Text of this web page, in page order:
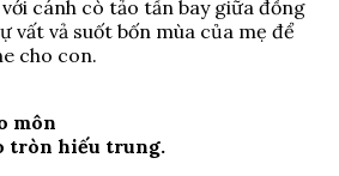
cánh cò tảo tần bay giữa đồng
vất vả suốt bốn mùa của mẹ để
cho con.
môn
tròn hiếu trung.